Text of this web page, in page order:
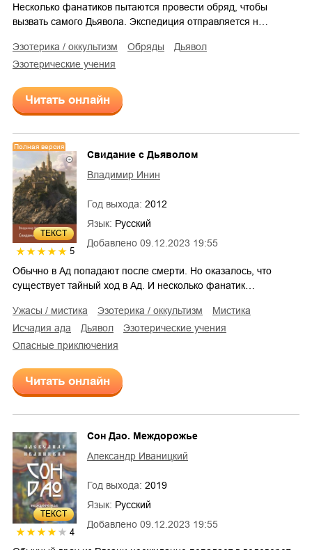
Несколько фанатиков пытаются провести обряд, чтобы
вызвать самого Дьявола. Экспедиция отправляется н…
эзотерика / оккультизм обряды
дьявол
эзотерические учения
Читать онлайн
ТЕКСТ
Полная версия
5
Добавлено 09.12.2023 19:55
Свидание с Дьяволом
Владимир Инин
Год выхода: 2012
Язык: Русский
Обычно в Ад попадают после смерти. Но оказалось, что
существует тайный ход в Ад. И несколько фанатик…
ужасы / мистика эзотерика / оккультизм
мистика
исчадия ада
дьявол
эзотерические учения
опасные приключения
Читать онлайн
ТЕКСТ
4
Добавлено 09.12.2023 19:55
Сон Дао. Междорожье
Александр Иваницкий
Год выхода: 2019
Язык: Русский